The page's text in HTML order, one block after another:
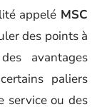
appelé MSC
des points à
avantages
paliers
service ou des